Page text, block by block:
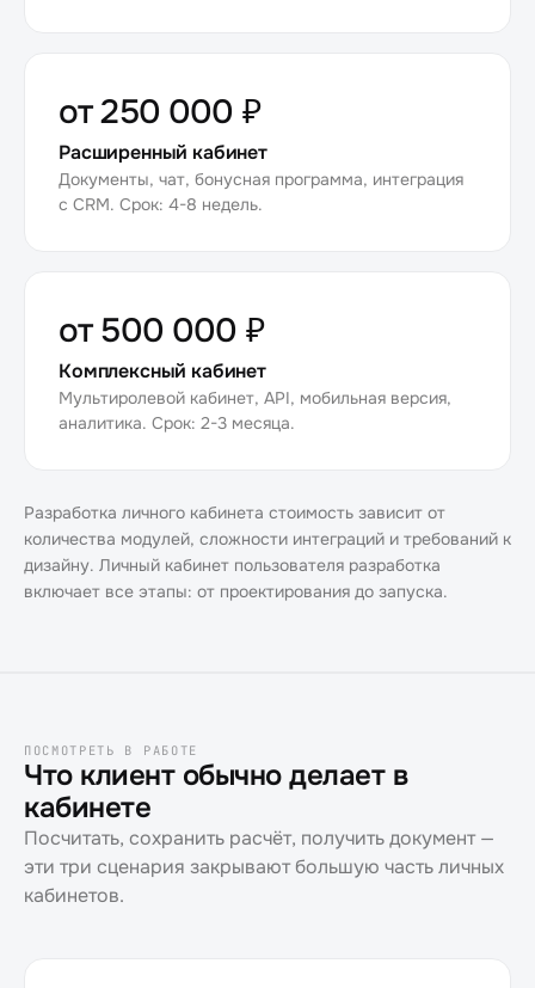
от 250 000 ₽
Расширенный кабинет
Документы, чат, бонусная программа, интеграция
с CRM. Срок: 4-8 недель.
от 500 000 ₽
Комплексный кабинет
Мультиролевой кабинет, API, мобильная версия,
аналитика. Срок: 2-3 месяца.
Разработка личного кабинета стоимость зависит от
количества модулей, сложности интеграций и требований к
дизайну. Личный кабинет пользователя разработка
включает все этапы: от проектирования до запуска.
ПОСМОТРЕТЬ В РАБОТЕ
Что клиент обычно делает в
кабинете
Посчитать, сохранить расчёт, получить документ —
эти три сценария закрывают большую часть личных
кабинетов.